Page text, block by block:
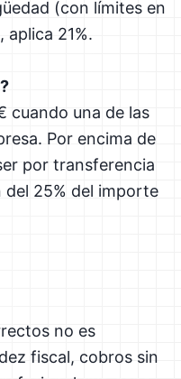
(con límites en
aplica 21%.
cuando una de las
Por encima de
por transferencia
25% del importe
no es
fiscal, cobros sin